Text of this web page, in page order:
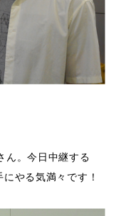
ん。今日中継する
やる気満々です！